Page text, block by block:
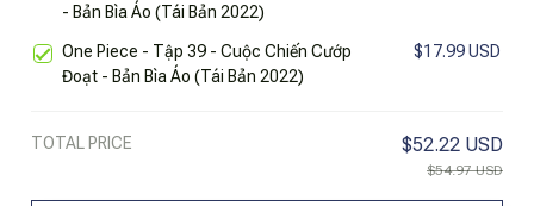
- Bản Bìa Áo (Tái Bản 2022)
One Piece - Tập 39 - Cuộc Chiến Cướp
Đoạt - Bản Bìa Áo (Tái Bản 2022)
$17.99 USD
TOTAL PRICE $52.22 USD
$54.97 USD